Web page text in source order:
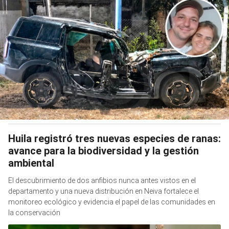
Huila registró tres nuevas especies de ranas:
avance para la biodiversidad y la gestión
ambiental
El descubrimiento de dos anfibios nunca antes vistos en el
departamento y una nueva distribución en Neiva fortalece el
monitoreo ecológico y evidencia el papel de las comunidades en
la conservación